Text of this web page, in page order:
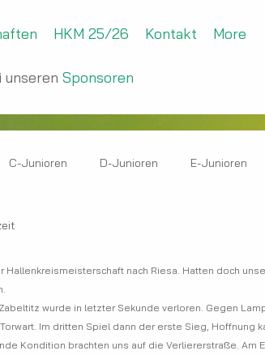
HKM 25/26 Kontakt More
unseren Sponsoren
C-Junioren D-Junioren E-Junioren
Hallenkreismeisterschaft nach Riesa. Hatten doch
wurde in letzter Sekunde verloren. Gegen
Im dritten Spiel dann der erste Sieg, Hoffnung
Kondition brachten uns auf die Verliererstraße. Am